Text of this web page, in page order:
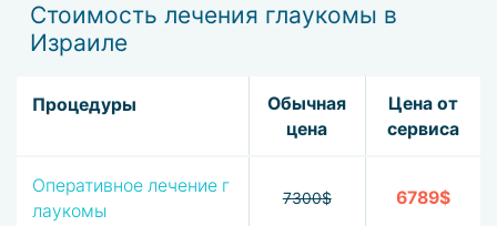
Стоимость лечения глаукомы в
Израиле
Процедуры
Обычная
цена
Цена от
сервиса
Оперативное лечение г
лаукомы
7300$ 6789$